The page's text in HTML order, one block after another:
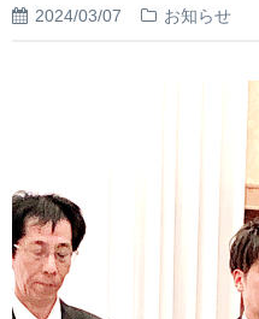
2024/03/07 お知らせ